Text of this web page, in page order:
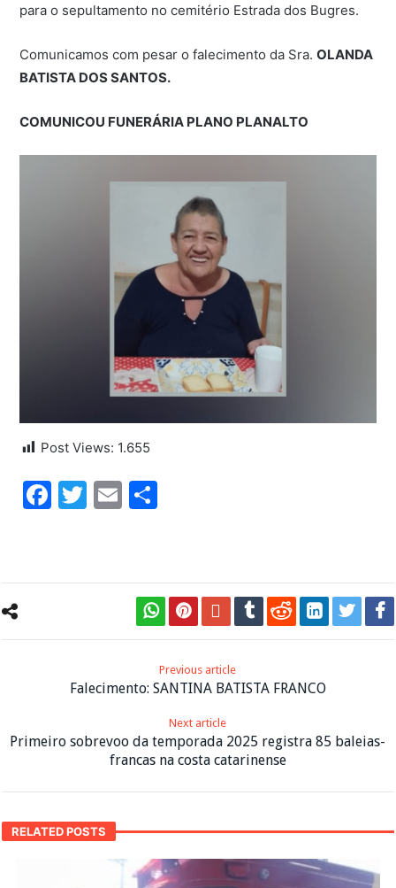
para o sepultamento no cemitério Estrada dos Bugres.
Comunicamos com pesar o falecimento da Sra.OLANDA
BATISTA DOS SANTOS.
COMUNICOU FUNERÁRIA PLANO PLANALTO
Post Views: 1.655
Facebook
Twitter
Email
Previous article
Falecimento: SANTINA BATISTA FRANCO
Next article
Primeiro sobrevoo da temporada 2025 registra 85 baleias-
francas na costa catarinense
RELATED POSTS